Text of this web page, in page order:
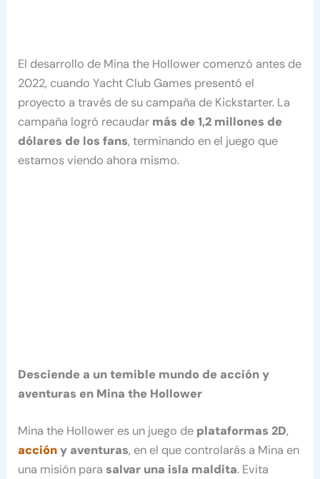
El desarrollo de Mina the Hollower comenzó antes de
2022, cuando Yacht Club Games presentó el
proyecto a través de su campaña de Kickstarter. La
campaña logró recaudar más de 1,2 millones de
dólares de los fans, terminando en el juego que
estamos viendo ahora mismo.
Desciende a un temible mundo de acción y
aventuras en Mina the Hollower
Mina the Hollower es un juego de plataformas 2D,
acción y aventuras, en el que controlarás a Mina en
una misión parasalvar una isla maldita. Evita